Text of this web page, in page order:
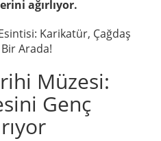
ağırlıyor.
Karikatür, Çağdaş
Arada!
Müzesi:
Genç